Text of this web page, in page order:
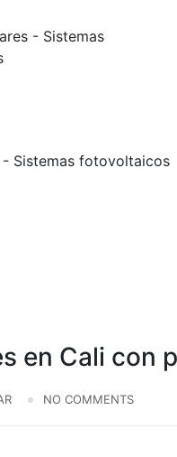
en Cali con
NO COMMENTS